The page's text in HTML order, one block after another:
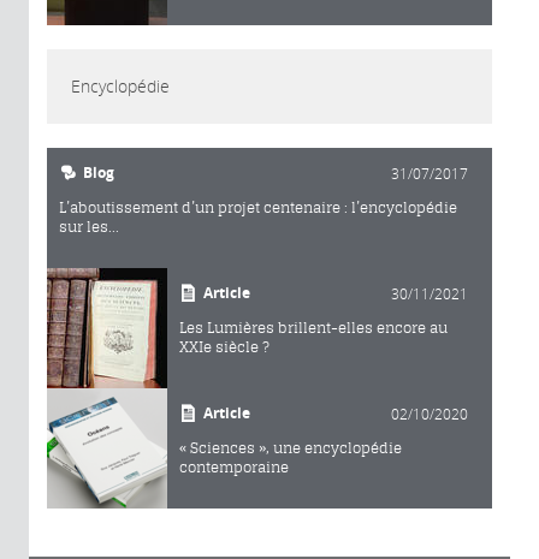
Encyclopédie
Blog 31/07/2017
L’aboutissement d’un projet centenaire : l’encyclopédie
sur les...
Article 30/11/2021
Les Lumières brillent-elles encore au
XXIe siècle ?
Article 02/10/2020
« Sciences », une encyclopédie
contemporaine